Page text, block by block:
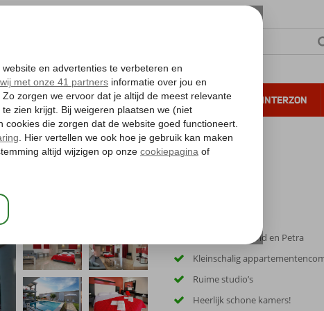
VERRE REIZEN ALL INCLUSIVE WINTERZON
annuleren*
Vlak bij het strand en Petra
Kleinschalig
Ruime studio’s
Heerlijk schone kamers!